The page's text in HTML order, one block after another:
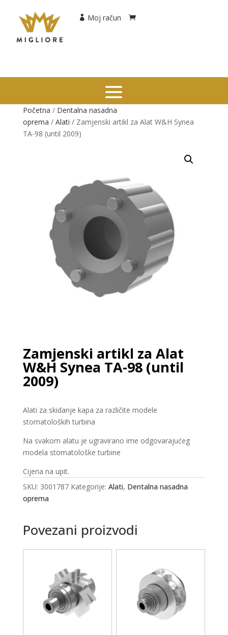
Moj račun
Početna / Dentalna nasadna
oprema / Alati / Zamjenski artikl za Alat W&H Synea
TA-98 (until 2009)
Zamjenski artikl za Alat
W&H Synea TA-98 (until
2009)
Alati za skidanje kapa za različite modele
stomatoloških turbina
Na svakom alatu je ugravirano ime odgovarajućeg
modela stomatološke turbine
Cijena na upit.
SKU: 3001787 Kategorije: Alati, Dentalna nasadna
oprema
Povezani proizvodi